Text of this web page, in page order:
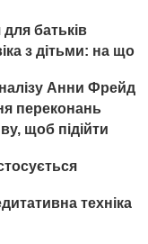
батьків
з дітьми: на що
Анни Фрейд
переконань
щоб підійти
техніка